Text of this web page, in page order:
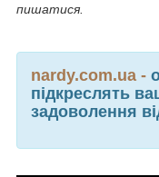
пишатися.
nardy.com.ua -
підкреслять
задоволення